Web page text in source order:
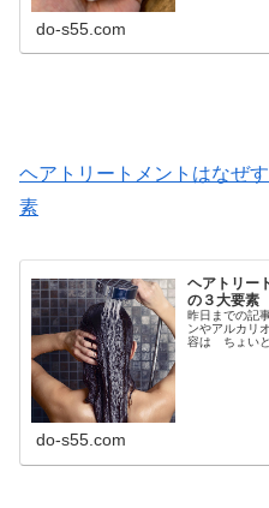
do-s55.com
ヘアトリートメントはなぜ
素
ヘアトリー
の３大要素
昨日までの記
ンやアルカリ
容は ちょいと
do-s55.com